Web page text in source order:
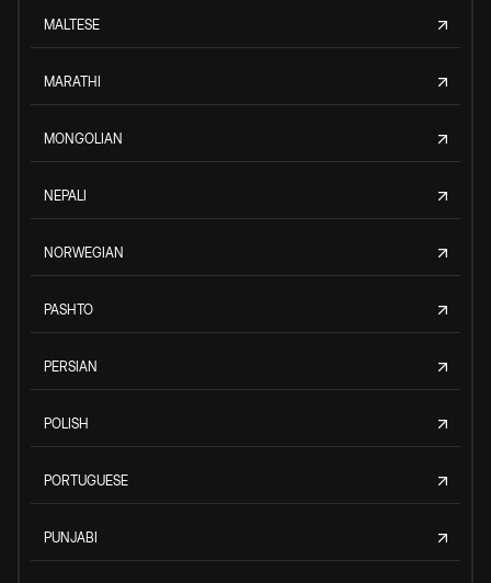
MALTESE
MARATHI
MONGOLIAN
NEPALI
NORWEGIAN
PASHTO
PERSIAN
POLISH
PORTUGUESE
PUNJABI